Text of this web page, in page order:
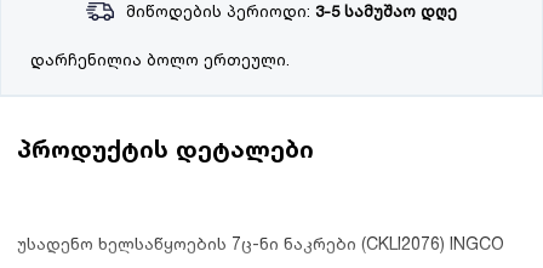
მიწოდების პერიოდი: 3-5 სამუშაო დღე
დარჩენილია ბოლო ერთეული.
პროდუქტის დეტალები
უსადენო ხელსაწყოების 7ც-ნი ნაკრები (CKLI2076) INGCO